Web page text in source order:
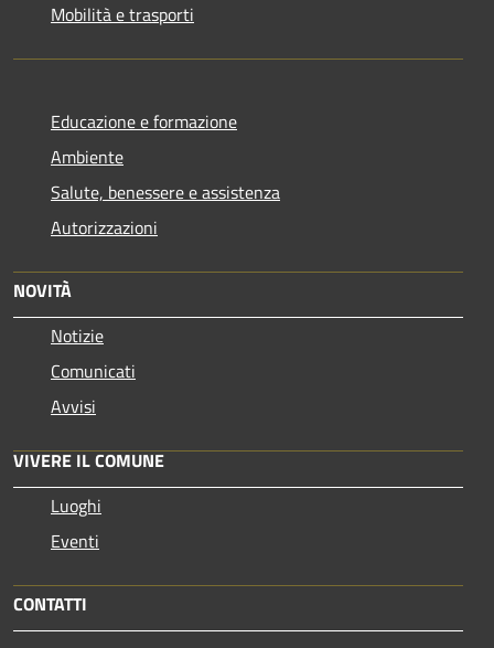
Mobilità e trasporti
Educazione e formazione
Ambiente
Salute, benessere e assistenza
Autorizzazioni
NOVITÀ
Notizie
Comunicati
Avvisi
VIVERE IL COMUNE
Luoghi
Eventi
CONTATTI